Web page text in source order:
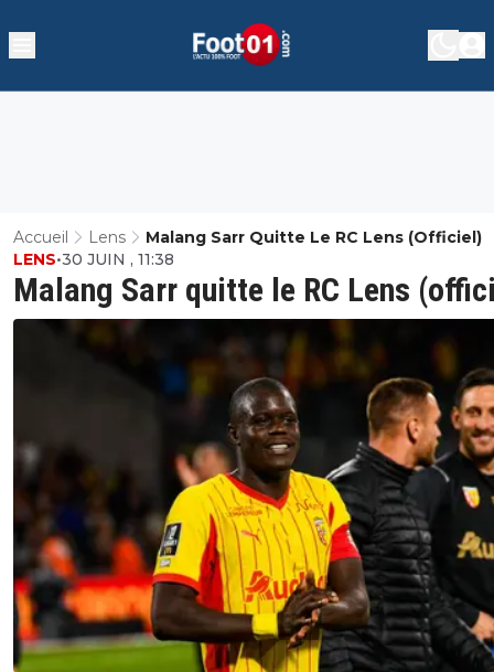
Accueil Lens Malang Sarr Quitte Le RC Lens (officiel)
Malang Sarr quitte le RC Lens
LENS•30 JUIN , 11:38